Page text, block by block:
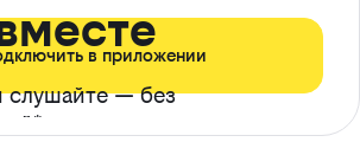
слушайте — без
в приложении